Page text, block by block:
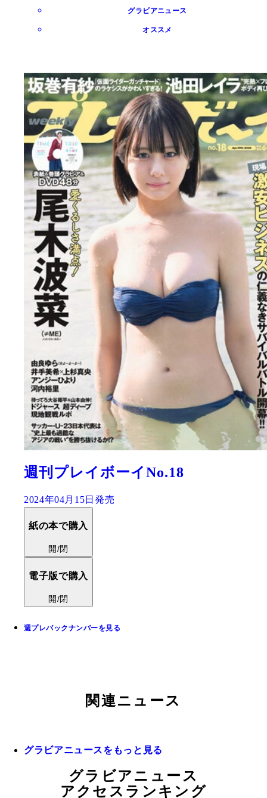
グラビアニュース
オススメ
週刊プレイボーイNo.18
2024年04月15日発売
紙の本で購入
開/閉
電子版で購入
開/閉
週プレバックナンバーを見る
関連ニュース
グラビアニュースをもっと見る
グラビアニュース
アクセスランキング